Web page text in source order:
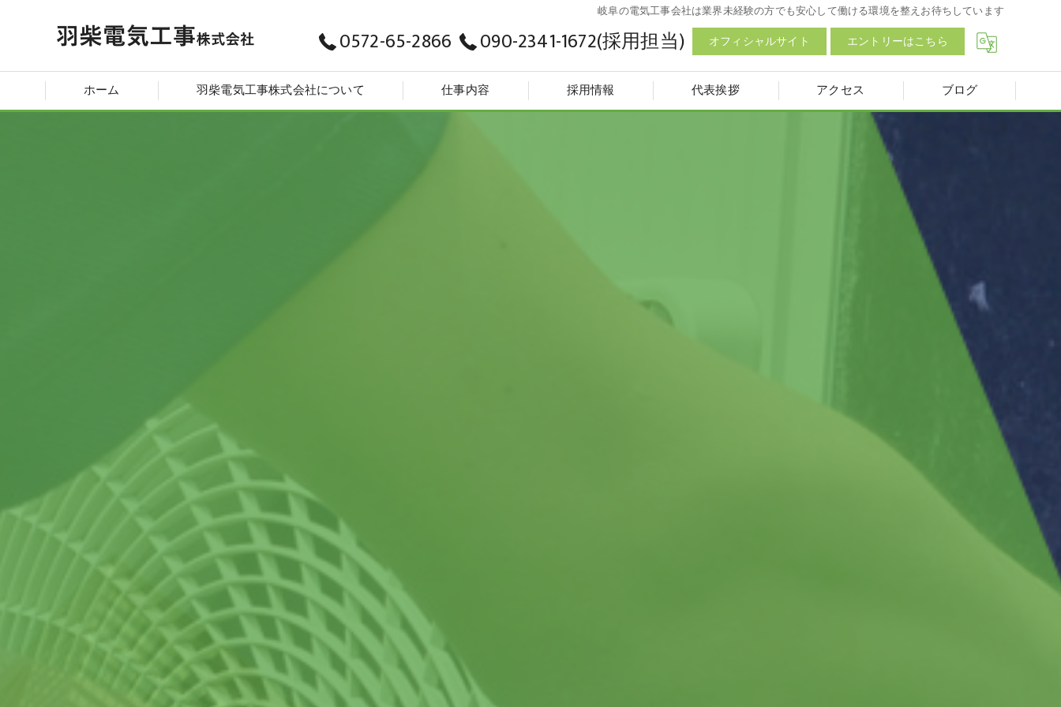
岐阜の電気工事会社は業界未経験の方でも安心して働ける環境を整えお待ちしています
0572-65-2866 090-2341-1672(採用担当) オフィシャルサイト エントリーはこちら
ホーム 羽柴電気工事株式会社について 仕事内容 採用情報 代表挨拶 アクセス ブログ